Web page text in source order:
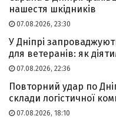
нашестя шкідників
07.08.2026, 23:30
У Дніпрі
для ветеранів: як
07.08.2026, 22:36
Повторний удар по
склади логістичної
07.08.2026, 18:10